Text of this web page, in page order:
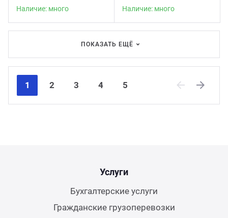
Наличие: много Наличие: много
ПОКАЗАТЬ ЕЩЁ
1 2 3 4
5
Услуги
Бухгалтерские услуги
Гражданские грузоперевозки